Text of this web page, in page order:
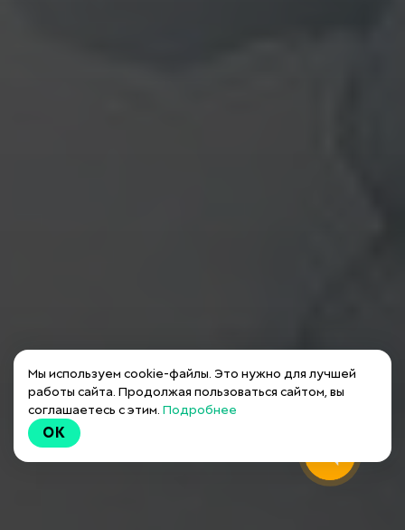
Мы используем cookie-файлы. Это нужно для лучшей
работы сайта. Продолжая пользоваться сайтом, вы
соглашаетесь с этим. Подробнее
OK